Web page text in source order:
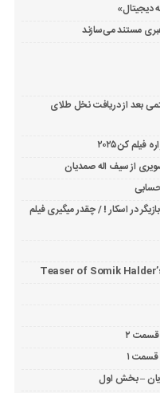
مستند می‌سازند
بعد از دریافت نخل طلای
کن ۲۰۲۵
از سیف اله صمدیان
در اسکار ! / چقدر میگیری فیلم
Teaser of Somik
– بخش اول